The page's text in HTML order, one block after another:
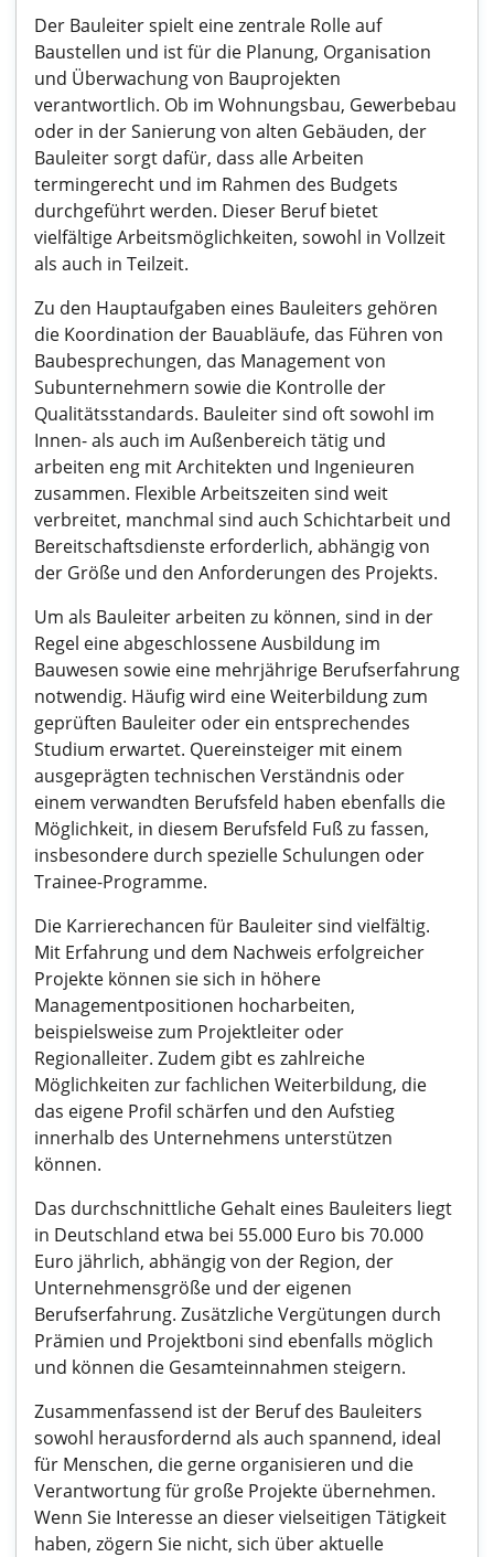
Der Bauleiter spielt eine zentrale Rolle auf
Baustellen und ist für die Planung, Organisation
und Überwachung von Bauprojekten
verantwortlich. Ob im Wohnungsbau, Gewerbebau
oder in der Sanierung von alten Gebäuden, der
Bauleiter sorgt dafür, dass alle Arbeiten
termingerecht und im Rahmen des Budgets
durchgeführt werden. Dieser Beruf bietet
vielfältige Arbeitsmöglichkeiten, sowohl in Vollzeit
als auch in Teilzeit.
Zu den Hauptaufgaben eines Bauleiters gehören
die Koordination der Bauabläufe, das Führen von
Baubesprechungen, das Management von
Subunternehmern sowie die Kontrolle der
Qualitätsstandards. Bauleiter sind oft sowohl im
Innen- als auch im Außenbereich tätig und
arbeiten eng mit Architekten und Ingenieuren
zusammen. Flexible Arbeitszeiten sind weit
verbreitet, manchmal sind auch Schichtarbeit und
Bereitschaftsdienste erforderlich, abhängig von
der Größe und den Anforderungen des Projekts.
Um als Bauleiter arbeiten zu können, sind in der
Regel eine abgeschlossene Ausbildung im
Bauwesen sowie eine mehrjährige Berufserfahrung
notwendig. Häufig wird eine Weiterbildung zum
geprüften Bauleiter oder ein entsprechendes
Studium erwartet. Quereinsteiger mit einem
ausgeprägten technischen Verständnis oder
einem verwandten Berufsfeld haben ebenfalls die
Möglichkeit, in diesem Berufsfeld Fuß zu fassen,
insbesondere durch spezielle Schulungen oder
Trainee-Programme.
Die Karrierechancen für Bauleiter sind vielfältig.
Mit Erfahrung und dem Nachweis erfolgreicher
Projekte können sie sich in höhere
Managementpositionen hocharbeiten,
beispielsweise zum Projektleiter oder
Regionalleiter. Zudem gibt es zahlreiche
Möglichkeiten zur fachlichen Weiterbildung, die
das eigene Profil schärfen und den Aufstieg
innerhalb des Unternehmens unterstützen
können.
Das durchschnittliche Gehalt eines Bauleiters liegt
in Deutschland etwa bei 55.000 Euro bis 70.000
Euro jährlich, abhängig von der Region, der
Unternehmensgröße und der eigenen
Berufserfahrung. Zusätzliche Vergütungen durch
Prämien und Projektboni sind ebenfalls möglich
und können die Gesamteinnahmen steigern.
Zusammenfassend ist der Beruf des Bauleiters
sowohl herausfordernd als auch spannend, ideal
für Menschen, die gerne organisieren und die
Verantwortung für große Projekte übernehmen.
Wenn Sie Interesse an dieser vielseitigen Tätigkeit
haben, zögern Sie nicht, sich über aktuelle